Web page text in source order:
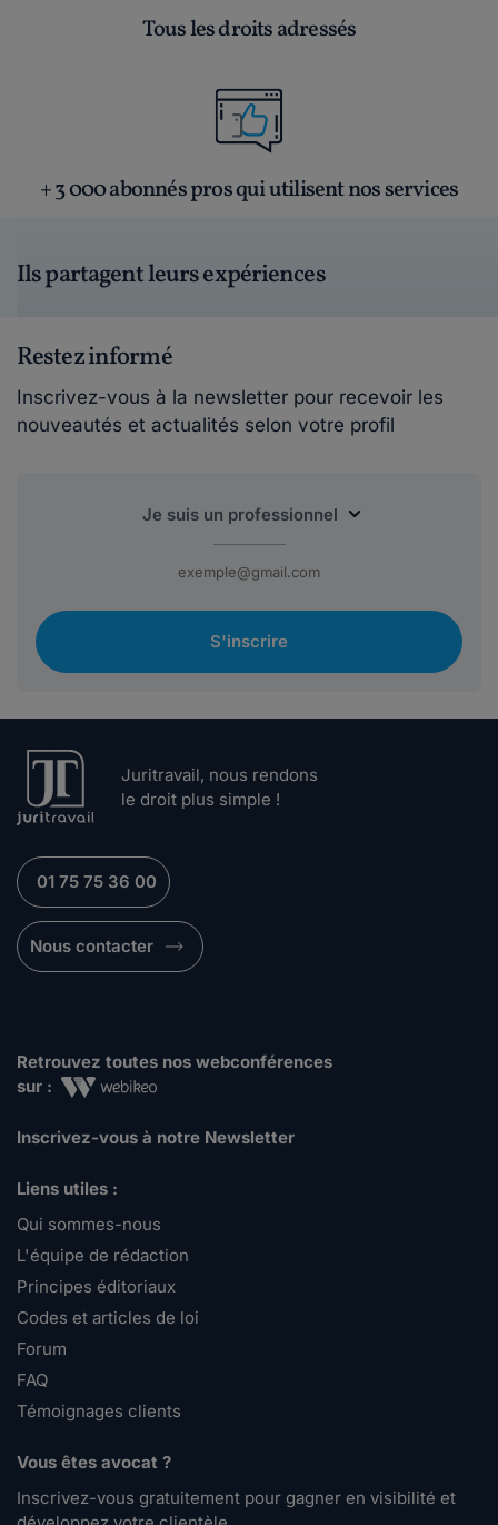
Tous les droits adressés
+ 3 000 abonnés pros qui utilisent nos services
Ils partagent leurs expériences
Restez informé
Inscrivez-vous à la newsletter pour recevoir les
nouveautés et actualités selon votre profil
S'inscrire
Juritravail, nous rendons
le droit plus simple !
01 75 75 36 00
Nous contacter
Retrouvez toutes nos webconférences
sur :
Inscrivez-vous à notre Newsletter
Liens utiles :
Qui sommes-nous
L'équipe de rédaction
Principes éditoriaux
Codes et articles de loi
Forum
FAQ
Témoignages clients
Vous êtes avocat ?
Inscrivez-vous gratuitement pour gagner en visibilité et